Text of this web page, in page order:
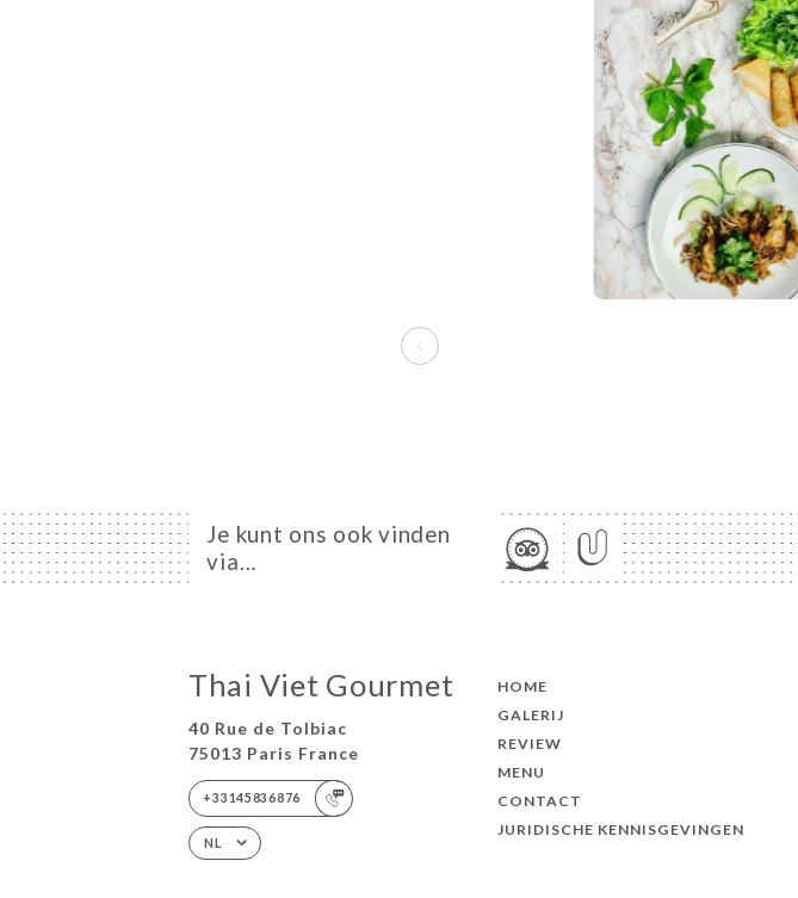
Je kunt ons ook vinden
via…
Thai Viet Gourmet
40 Rue de Tolbiac
75013 Paris France
+33145836876
NL
HOME
GALERIJ
REVIEW
MENU
CONTACT
JURIDISCHE KENNISGEVINGEN